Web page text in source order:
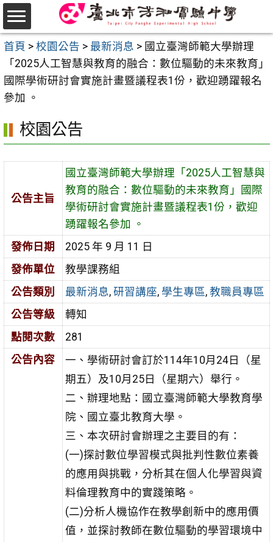
跳
至
主
內
容
首頁 > 校園公告 > 最新消息 > 國立臺灣師範大學辦理
「2025人工智慧與教育的融合：數位驅動的未來教育」
國際學術研討會實施計畫暨議程表1份，歡迎踴躍報名
參加 。
校園公告
公告主旨
國立臺灣師範大學辦理「2025人工智慧與
教育的融合：數位驅動的未來教育」國際
學術研討會實施計畫暨議程表1份，歡迎
踴躍報名參加 。
發佈日期
2025 年 9 月 11 日
發佈單位
教學課務組
公告類別
最新消息, 研習講座, 學生專區, 教職員專區
公告等級
轉知
點閱次數
281
公告內容
一、學術研討會訂於114年10月24日（星
期五）及10月25日（星期六）舉行。
二、辦理地點：國立臺灣師範大學教育學
院、國立臺北教育大學。
三、本次研討會辦理之主要目的有：
(一)探討數位學習模式與批判性數位素養
的應用與挑戰，分析其在個人化學習與資
料倫理教育中的實踐策略。
(二)分析人機協作在教學創新中的應用價
值，並探討教師在數位驅動的學習環境中
選
單